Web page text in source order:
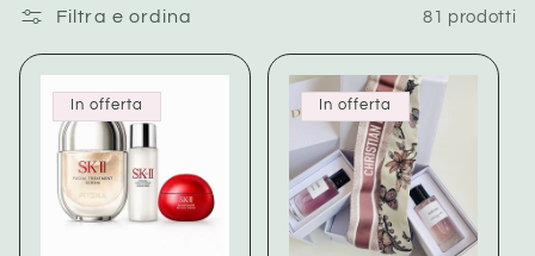
l
e
Filtra e ordina 81 prodotti
In offerta In offerta